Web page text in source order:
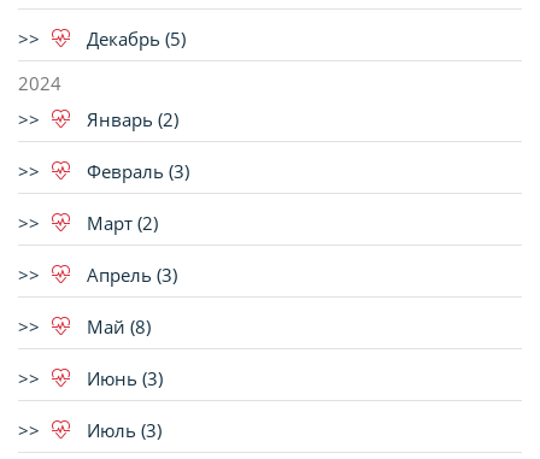
Декабрь (5)
2024
Январь (2)
Февраль (3)
Март (2)
Апрель (3)
Май (8)
Июнь (3)
Июль (3)